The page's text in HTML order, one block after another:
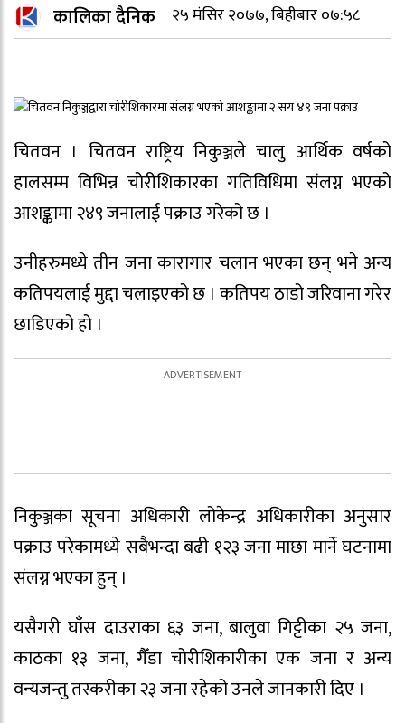
कालिका दैनिक २५ मंसिर २०७७, बिहीबार ०७:५८
चितवन । चितवन राष्ट्रिय निकुञ्जले चालु आर्थिक वर्षको
हालसम्म विभिन्न चोरीशिकारका गतिविधिमा संलग्न भएको
आशङ्कामा २४९ जनालाई पक्राउ गरेको छ ।
उनीहरुमध्ये तीन जना कारागार चलान भएका छन् भने अन्य
कतिपयलाई मुद्दा चलाइएको छ । कतिपय ठाडो जरिवाना गरेर
छाडिएको हो ।
निकुञ्जका सूचना अधिकारी लोकेन्द्र अधिकारीका अनुसार
पक्राउ परेकामध्ये सबैभन्दा बढी १२३ जना माछा मार्ने घटनामा
संलग्न भएका हुन् ।
यसैगरी घाँस दाउराका ६३ जना, बालुवा गिट्टीका २५ जना,
काठका १३ जना, गैँडा चोरीशिकारीका एक जना र अन्य
वन्यजन्तु तस्करीका २३ जना रहेको उनले जानकारी दिए ।